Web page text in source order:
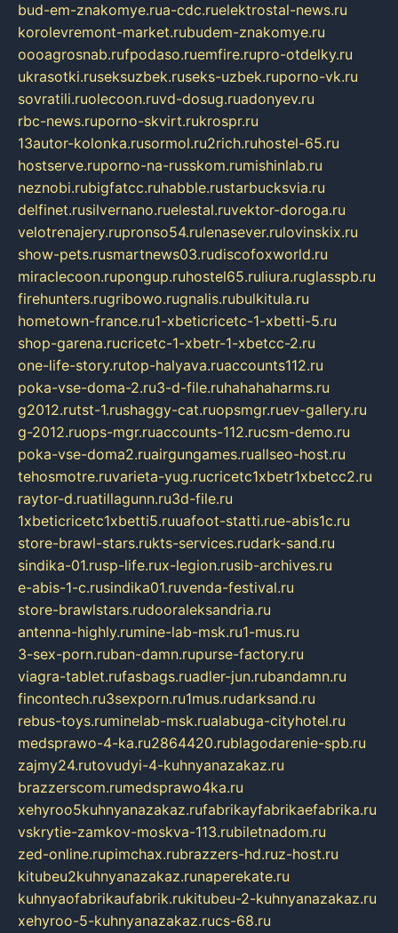
bud-em-znakomye.rua-cdc.ruelektrostal-news.ru
korolevremont-market.rubudem-znakomye.ru
oooagrosnab.rufpodaso.ruemfire.rupro-otdelky.ru
ukrasotki.ruseksuzbek.ruseks-uzbek.ruporno-vk.ru
sovratili.ruolecoon.ruvd-dosug.ruadonyev.ru
rbc-news.ruporno-skvirt.rukrospr.ru
13autor-kolonka.rusormol.ru2rich.ruhostel-65.ru
hostserve.ruporno-na-russkom.rumishinlab.ru
neznobi.rubigfatcc.ruhabble.rustarbucksvia.ru
delfinet.rusilvernano.ruelestal.ruvektor-doroga.ru
velotrenajery.rupronso54.rulenasever.rulovinskix.ru
show-pets.rusmartnews03.rudiscofoxworld.ru
miraclecoon.rupongup.ruhostel65.ruliura.ruglasspb.ru
firehunters.rugribowo.rugnalis.rubulkitula.ru
hometown-france.ru1-xbeticricetc-1-xbetti-5.ru
shop-garena.rucricetc-1-xbetr-1-xbetcc-2.ru
one-life-story.rutop-halyava.ruaccounts112.ru
poka-vse-doma-2.ru3-d-file.ruhahahaharms.ru
g2012.rutst-1.rushaggy-cat.ruopsmgr.ruev-gallery.ru
g-2012.ruops-mgr.ruaccounts-112.rucsm-demo.ru
poka-vse-doma2.ruairgungames.ruallseo-host.ru
tehosmotre.ruvarieta-yug.rucricetc1xbetr1xbetcc2.ru
raytor-d.ruatillagunn.ru3d-file.ru
1xbeticricetc1xbetti5.ruuafoot-statti.rue-abis1c.ru
store-brawl-stars.rukts-services.rudark-sand.ru
sindika-01.rusp-life.rux-legion.rusib-archives.ru
e-abis-1-c.rusindika01.ruvenda-festival.ru
store-brawlstars.rudooraleksandria.ru
antenna-highly.rumine-lab-msk.ru1-mus.ru
3-sex-porn.ruban-damn.rupurse-factory.ru
viagra-tablet.rufasbags.ruadler-jun.rubandamn.ru
fincontech.ru3sexporn.ru1mus.rudarksand.ru
rebus-toys.ruminelab-msk.rualabuga-cityhotel.ru
medsprawo-4-ka.ru2864420.rublagodarenie-spb.ru
zajmy24.rutovudyi-4-kuhnyanazakaz.ru
brazzerscom.rumedsprawo4ka.ru
xehyroo5kuhnyanazakaz.rufabrikayfabrikaefabrika.ru
vskrytie-zamkov-moskva-113.rubiletnadom.ru
zed-online.rupimchax.rubrazzers-hd.ruz-host.ru
kitubeu2kuhnyanazakaz.runaperekate.ru
kuhnyaofabrikaufabrik.rukitubeu-2-kuhnyanazakaz.ru
xehyroo-5-kuhnyanazakaz.rucs-68.ru